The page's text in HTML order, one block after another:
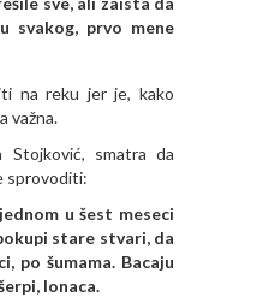
svakog, prvo mene
na reku jer je, kako
važna.
Stojković, smatra da
sprovoditi:
u šest meseci
stare stvari, da
po šumama. Bacaju
lonaca.